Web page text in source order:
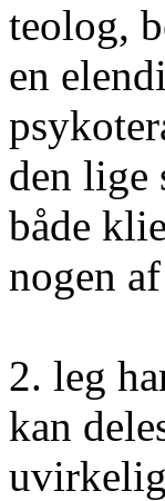
teolog,
en
den lige
både
nogen
2. leg
kan